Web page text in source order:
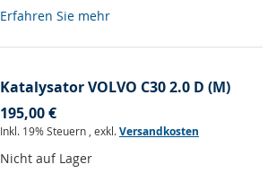
Erfahren Sie mehr
Katalysator VOLVO C30 2.0 D (M)
195,00 €
Inkl. 19% Steuern , exkl.Versandkosten
Nicht auf Lager